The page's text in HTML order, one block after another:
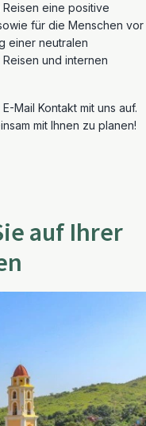
eine positive
für die Menschen vor
einer neutralen
und internen
Mail Kontakt mit uns auf.
mit Ihnen zu planen!
auf Ihrer